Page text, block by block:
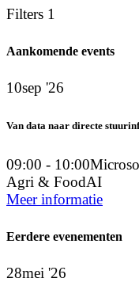
Filters 1
Aankomende events
10sep '26
Van data naar directe
09:00 - 10:00
Agri & FoodAI
Meer informatie
Eerdere evenementen
28mei '26